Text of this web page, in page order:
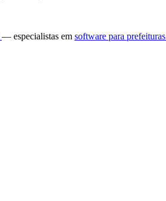
— especialistas em software para prefeituras